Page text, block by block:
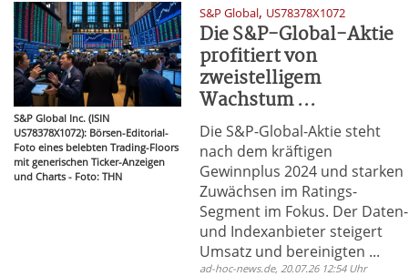
S&P Global Inc. (ISIN
US78378X1072): Börsen-Editorial-
Foto eines belebten Trading-Floors
mit generischen Ticker-Anzeigen
und Charts - Foto: THN
S&P Global, US78378X1072
Die S&P-Global-Aktie
profitiert von
zweistelligem
Wachstum ...
Die S&P-Global-Aktie steht
nach dem kräftigen
Gewinnplus 2024 und starken
Zuwächsen im Ratings-
Segment im Fokus. Der Daten-
und Indexanbieter steigert
Umsatz und bereinigten ...
ad-hoc-news.de, 20.07.26 12:54 Uhr